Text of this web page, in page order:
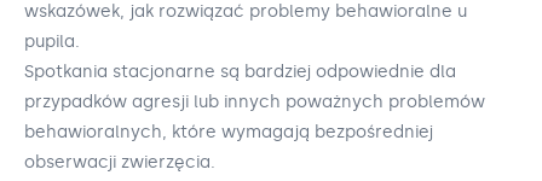
wskazówek, jak rozwiązać problemy behawioralne u
pupila.
Spotkania stacjonarne są bardziej odpowiednie dla
przypadków agresji lub innych poważnych problemów
behawioralnych, które wymagają bezpośredniej
obserwacji zwierzęcia.